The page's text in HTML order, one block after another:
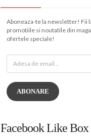
Aboneaza-te la newsletter! Fii
promotiile si noutatile din
ofertele speciale!
ABONARE
Facebook Like Box